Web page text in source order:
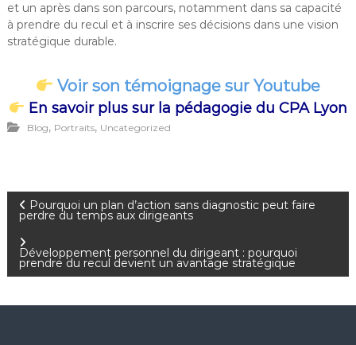
et un après dans son parcours, notamment dans sa capacité
à prendre du recul et à inscrire ses décisions dans une vision
stratégique durable.
Voir son témoignage sur Youtube
En savoir plus sur la pédagogie du CPA Lyon
Blog, Portraits, Uncategorized
N
v
Pourquoi un plan d’action sans diagnostic peut faire
perdre du temps aux dirigeants
Développement personnel du dirigeant : pourquoi
prendre du recul devient un avantage stratégique